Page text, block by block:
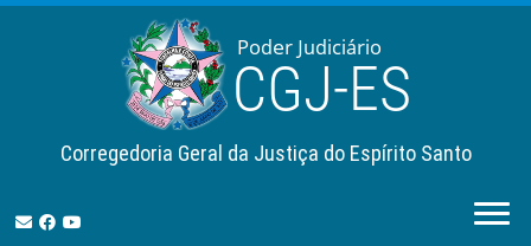
Corregedoria Geral da Justiça do Espírito Santo